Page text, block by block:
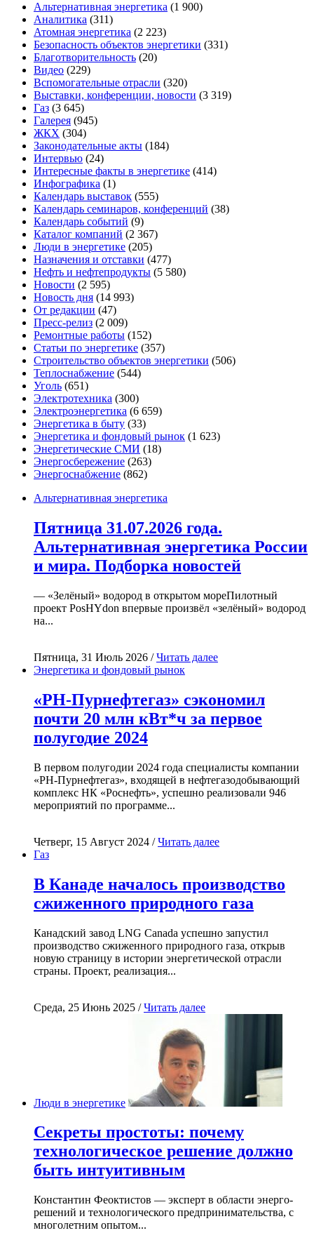
Альтернативная энергетика (1 900)
Аналитика (311)
Атомная энергетика (2 223)
Безопасность объектов энергетики (331)
Благотворительность (20)
Видео (229)
Вспомогательные отрасли (320)
Выставки, конференции, новости (3 319)
Газ (3 645)
Галерея (945)
ЖКХ (304)
Законодательные акты (184)
Интервью (24)
Интересные факты в энергетике (414)
Инфографика (1)
Календарь выставок (555)
Календарь семинаров, конференций (38)
Календарь событий (9)
Каталог компаний (2 367)
Люди в энергетике (205)
Назначения и отставки (477)
Нефть и нефтепродукты (5 580)
Новости (2 595)
Новость дня (14 993)
От редакции (47)
Пресс-релиз (2 009)
Ремонтные работы (152)
Статьи по энергетике (357)
Строительство объектов энергетики (506)
Теплоснабжение (544)
Уголь (651)
Электротехника (300)
Электроэнергетика (6 659)
Энергетика в быту (33)
Энергетика и фондовый рынок (1 623)
Энергетические СМИ (18)
Энергосбережение (263)
Энергоснабжение (862)
Альтернативная энергетика
Пятница 31.07.2026 года.
Альтернативная энергетика России
и мира. Подборка новостей
— «Зелёный» водород в открытом мореПилотный
проект PosHYdon впервые произвёл «зелёный» водород
на...
Пятница, 31 Июль 2026 /Читать далее
Энергетика и фондовый рынок
«РН-Пурнефтегаз» сэкономил
почти 20 млн кВт*ч за первое
полугодие 2024
В первом полугодии 2024 года специалисты компании
«РН-Пурнефтегаз», входящей в нефтегазодобывающий
комплекс НК «Роснефть», успешно реализовали 946
мероприятий по программе...
Четверг, 15 Август 2024 /Читать далее
Газ
В Канаде началось производство
сжиженного природного газа
Канадский завод LNG Canada успешно запустил
производство сжиженного природного газа, открыв
новую страницу в истории энергетической отрасли
страны. Проект, реализация...
Среда, 25 Июнь 2025 /Читать далее
Люди в энергетике
Секреты простоты: почему
технологическое решение должно
быть интуитивным
Константин Феоктистов — эксперт в области энерго-
решений и технологического предпринимательства, с
многолетним опытом...